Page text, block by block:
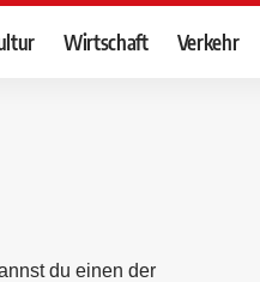
Wirtschaft Verkehr
du einen der